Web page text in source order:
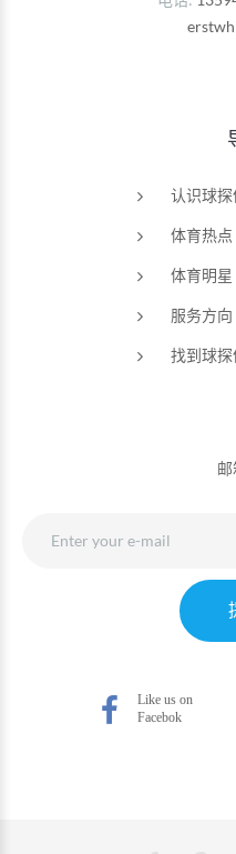
认识球
体育热点
体育明星
服务方向
找到球